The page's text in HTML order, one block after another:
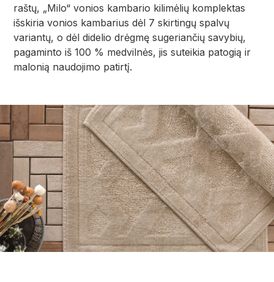
raštų, „Milo“ vonios kambario kilimėlių komplektas
išskiria vonios kambarius dėl 7 skirtingų spalvų
variantų, o dėl didelio drėgmę sugeriančių savybių,
pagaminto iš 100 % medvilnės, jis suteikia patogią ir
malonią naudojimo patirtį.